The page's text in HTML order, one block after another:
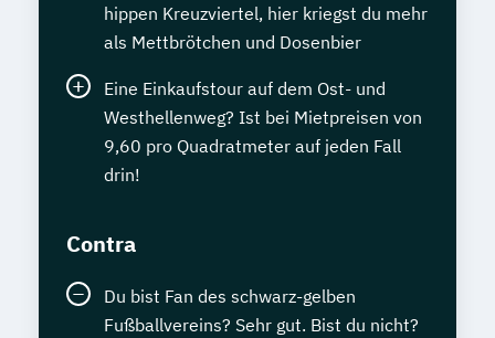
hippen Kreuzviertel, hier kriegst du mehr
als Mettbrötchen und Dosenbier
Eine Einkaufstour auf dem Ost- und
Westhellenweg? Ist bei Mietpreisen von
9,60 pro Quadratmeter auf jeden Fall
drin!
Contra
Du bist Fan des schwarz-gelben
Fußballvereins? Sehr gut. Bist du nicht?